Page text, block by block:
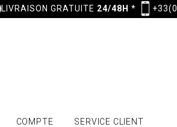
LIVRAISON GRATUITE 24/48H *
COMPTE SERVICE CLIENT